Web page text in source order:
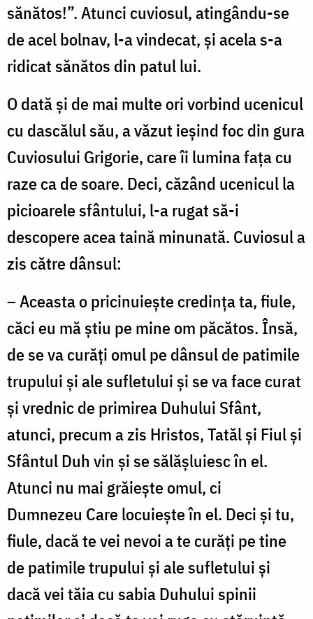
sănătos!”. Atunci cuviosul, atingându-se
de acel bolnav, l-a vindecat, şi acela s-a
ridicat sănătos din patul lui.
O dată şi de mai multe ori vorbind ucenicul
cu dascălul său, a văzut ieşind foc din gura
Cuviosului Grigorie, care îi lumina faţa cu
raze ca de soare. Deci, căzând ucenicul la
picioarele sfântului, l-a rugat să-i
descopere acea taină minunată. Cuviosul a
zis către dânsul:
– Aceasta o pricinuieşte credinţa ta, fiule,
căci eu mă ştiu pe mine om păcătos. Însă,
de se va curăţi omul pe dânsul de patimile
trupului şi ale sufletului şi se va face curat
şi vrednic de primirea Duhului Sfânt,
atunci, precum a zis Hristos, Tatăl şi Fiul şi
Sfântul Duh vin şi se sălăşluiesc în el.
Atunci nu mai grăieşte omul, ci
Dumnezeu Care locuieşte în el. Deci şi tu,
fiule, dacă te vei nevoi a te curăţi pe tine
de patimile trupului şi ale sufletului şi
dacă vei tăia cu sabia Duhului spinii